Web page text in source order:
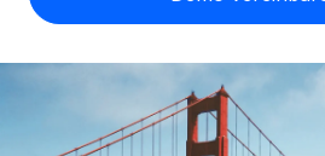
Auslagern von komplexen HR-
WACHSTUMSPHASE
Startups
Agile HR- und Payroll-Lösungen
Länderspezifische Berechnung
Honorarzahlungen
Informationen zu möglichen
Abwicklungsfristen für globale
Nederlands